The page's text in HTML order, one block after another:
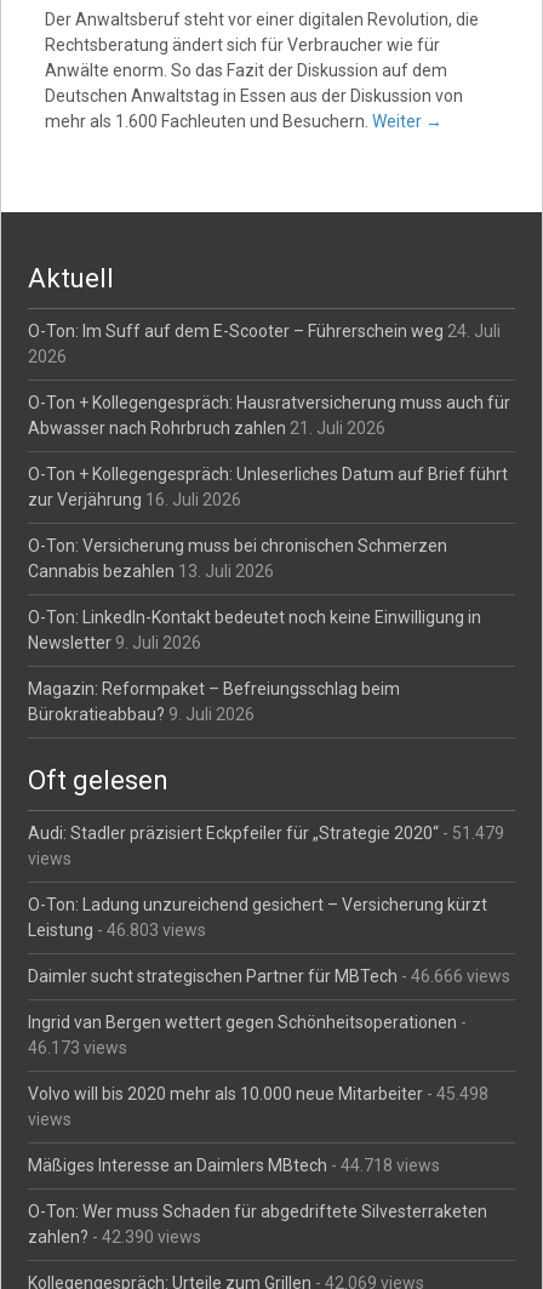
Der Anwaltsberuf steht vor einer digitalen Revolution, die
Rechtsberatung ändert sich für Verbraucher wie für
Anwälte enorm. So das Fazit der Diskussion auf dem
Deutschen Anwaltstag in Essen aus der Diskussion von
mehr als 1.600 Fachleuten und Besuchern. Weiter →
Aktuell
O-Ton: Im Suff auf dem E-Scooter – Führerschein weg 24. Juli
2026
O-Ton + Kollegengespräch: Hausratversicherung muss auch für
Abwasser nach Rohrbruch zahlen 21. Juli 2026
O-Ton + Kollegengespräch: Unleserliches Datum auf Brief führt
zur Verjährung 16. Juli 2026
O-Ton: Versicherung muss bei chronischen Schmerzen
Cannabis bezahlen 13. Juli 2026
O-Ton: LinkedIn-Kontakt bedeutet noch keine Einwilligung in
Newsletter 9. Juli 2026
Magazin: Reformpaket – Befreiungsschlag beim
Bürokratieabbau? 9. Juli 2026
Oft gelesen
Audi: Stadler präzisiert Eckpfeiler für „Strategie 2020“ - 51.479
views
O-Ton: Ladung unzureichend gesichert – Versicherung kürzt
Leistung - 46.803 views
Daimler sucht strategischen Partner für MBTech - 46.666 views
Ingrid van Bergen wettert gegen Schönheitsoperationen -
46.173 views
Volvo will bis 2020 mehr als 10.000 neue Mitarbeiter - 45.498
views
Mäßiges Interesse an Daimlers MBtech - 44.718 views
O-Ton: Wer muss Schaden für abgedriftete Silvesterraketen
zahlen? - 42.390 views
Kollegengespräch: Urteile zum Grillen - 42.069 views